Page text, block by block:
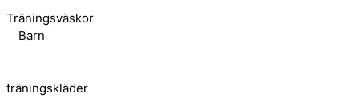
Träningsväskor
Barn
träningskläder